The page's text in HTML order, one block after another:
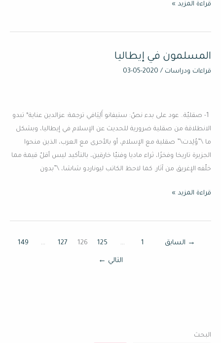
قراءة المزيد »
المسلمون في إيطاليا
قراءات ودراسات /
2020-05-03
1- صقليّة.. عود على بدء نصّ: ستيفانو أَلِيَافي ترجمة: عزالدين عناية* تبدو
الانطلاقة من صقلية ضرورية للحديث عن الإسلام في إيطاليا، وبشكل
ما \”وُلِدت\” صقلية مع الإسلام، أو بالأحرى مع العرب، الذين منحوا
الجزيرة تاريخا وفخرًا، ثراء ماديا وفنيّا خارقين، بالتأكيد ليس أقلّ قيمة مما
خلّفه الإغريق من آثار. كما لاحظ الكاتب ليوناردو شاشا، \”بدون
المسلمون
في
قراءة المزيد »
→ السابق 1
…
125
126
127
…
149
التالي ←
البحث